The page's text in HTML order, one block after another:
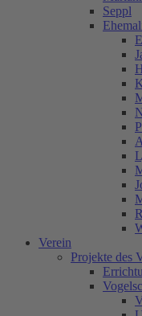
Seppl
Verein
Projekte des